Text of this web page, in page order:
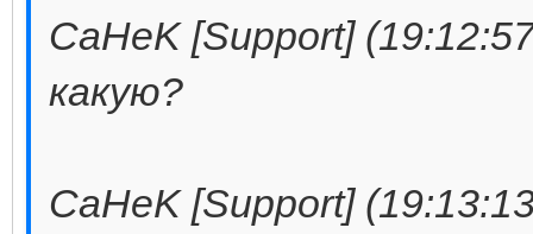
CaHeK [Support]
какую?
CaHeK [Support]